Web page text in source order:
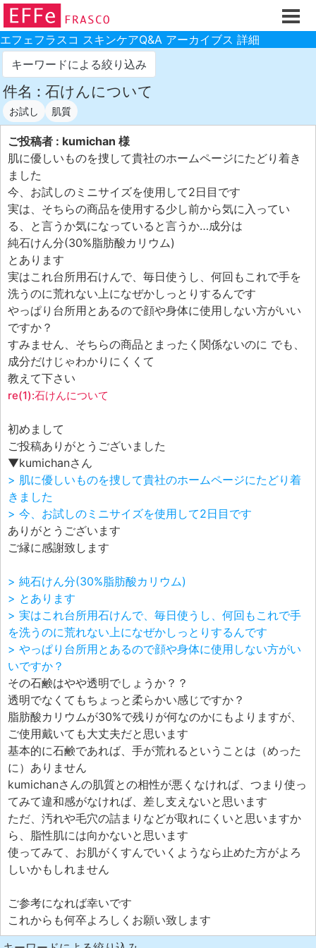
ホーム
ご注文フォーム
初回割引
製品のご案内
お買い物ガイド
スキンケアQ&Aアーカイブス
製品レビュー
スキンケア基礎講座
コスメ辞典 化粧品成分検索
ご購入履歴
ご登録情報
ご紹介(アフェリエイト)制度
エフェ研究所について
お問い合わせフォーム
エフェフラスコ スキンケアQ&A アーカイブス 詳細
キーワードによる絞り込み
件名 : 石けんについて
お試し 肌質
ご投稿者 : kumichan 様
肌に優しいものを捜して貴社のホームページにたどり着き
ました
今、お試しのミニサイズを使用して2日目です
実は、そちらの商品を使用する少し前から気に入ってい
る、と言うか気になっていると言うか…成分は
純石けん分(30%脂肪酸カリウム)
とあります
実はこれ台所用石けんで、毎日使うし、何回もこれで手を
洗うのに荒れない上になぜかしっとりするんです
やっぱり台所用とあるので顔や身体に使用しない方がいい
ですか？
すみません、そちらの商品とまったく関係ないのに でも、
成分だけじゃわかりにくくて
教えて下さい
re(1):石けんについて
初めまして
ご投稿ありがとうございました
▼kumichanさん
> 肌に優しいものを捜して貴社のホームページにたどり着
きました
> 今、お試しのミニサイズを使用して2日目です
ありがとうございます
ご縁に感謝致します
> 純石けん分(30%脂肪酸カリウム)
> とあります
> 実はこれ台所用石けんで、毎日使うし、何回もこれで手
を洗うのに荒れない上になぜかしっとりするんです
> やっぱり台所用とあるので顔や身体に使用しない方がい
いですか？
その石鹸はやや透明でしょうか？？
透明でなくてもちょっと柔らかい感じですか？
脂肪酸カリウムが30%で残りが何なのかにもよりますが、
ご使用戴いても大丈夫だと思います
基本的に石鹸であれば、手が荒れるということは（めった
に）ありません
kumichanさんの肌質との相性が悪くなければ、つまり使っ
てみて違和感がなければ、差し支えないと思います
ただ、汚れや毛穴の詰まりなどが取れにくいと思いますか
ら、脂性肌には向かないと思います
使ってみて、お肌がくすんでいくようなら止めた方がよろ
しいかもしれません
ご参考になれば幸いです
これからも何卒よろしくお願い致します